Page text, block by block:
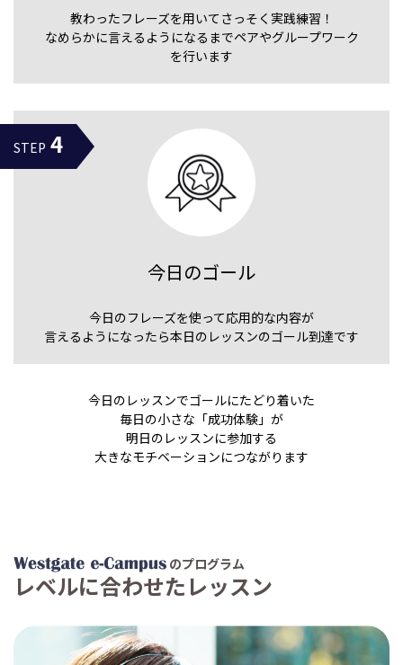
教わったフレーズを用いて さっそく実践練習！
なめらかに言える ようになるまでペアやグループワーク
を行います
STEP 4
今日のゴール
今日のフレーズを使って応用的な内容が
言えるようになったら本日のレッスンのゴール到達です
今日のレッスンでゴールにたどり着いた
毎日の小さな「成功体験」が
明日のレッスンに参加する
大きなモチベーションにつながります
のプログラム
レベルに合わせたレッスン